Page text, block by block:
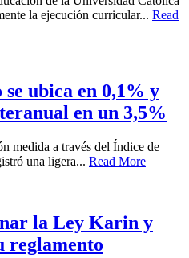
la ejecución curricular... Read
ubica en 0,1% y
en un 3,5%
medida a través del Índice de
una ligera... Read More
la Ley Karin y
reglamento